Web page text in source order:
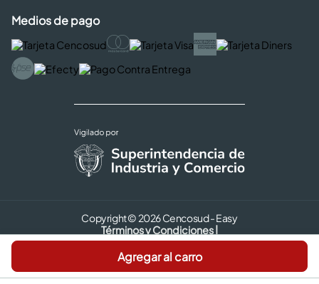
Agregar al carro
Medios de pago
Copyright © 2026 Cencosud - Easy
Términos y Condiciones |
Seguridad y Privacidad |
Código de ética